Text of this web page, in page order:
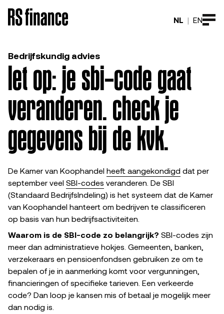
NL EN
Bedrijfskundig advies
let op: je sbi-code gaat
veranderen. check je
gegevens bij de kvk.
De Kamer van Koophandel heeft aangekondigd dat per
september veel SBI-codes veranderen. De SBI
(Standaard BedrijfsIndeling) is het systeem dat de Kamer
van Koophandel hanteert om bedrijven te classificeren
op basis van hun bedrijfsactiviteiten.
Waarom is de SBI-code zo belangrijk? SBI-codes zijn
meer dan administratieve hokjes. Gemeenten, banken,
verzekeraars en pensioenfondsen gebruiken ze om te
bepalen of je in aanmerking komt voor vergunningen,
financieringen of specifieke tarieven. Een verkeerde
code? Dan loop je kansen mis of betaal je mogelijk meer
dan nodig is.